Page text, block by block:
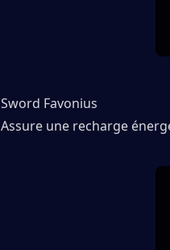
Sword Favonius
Assure une recharge